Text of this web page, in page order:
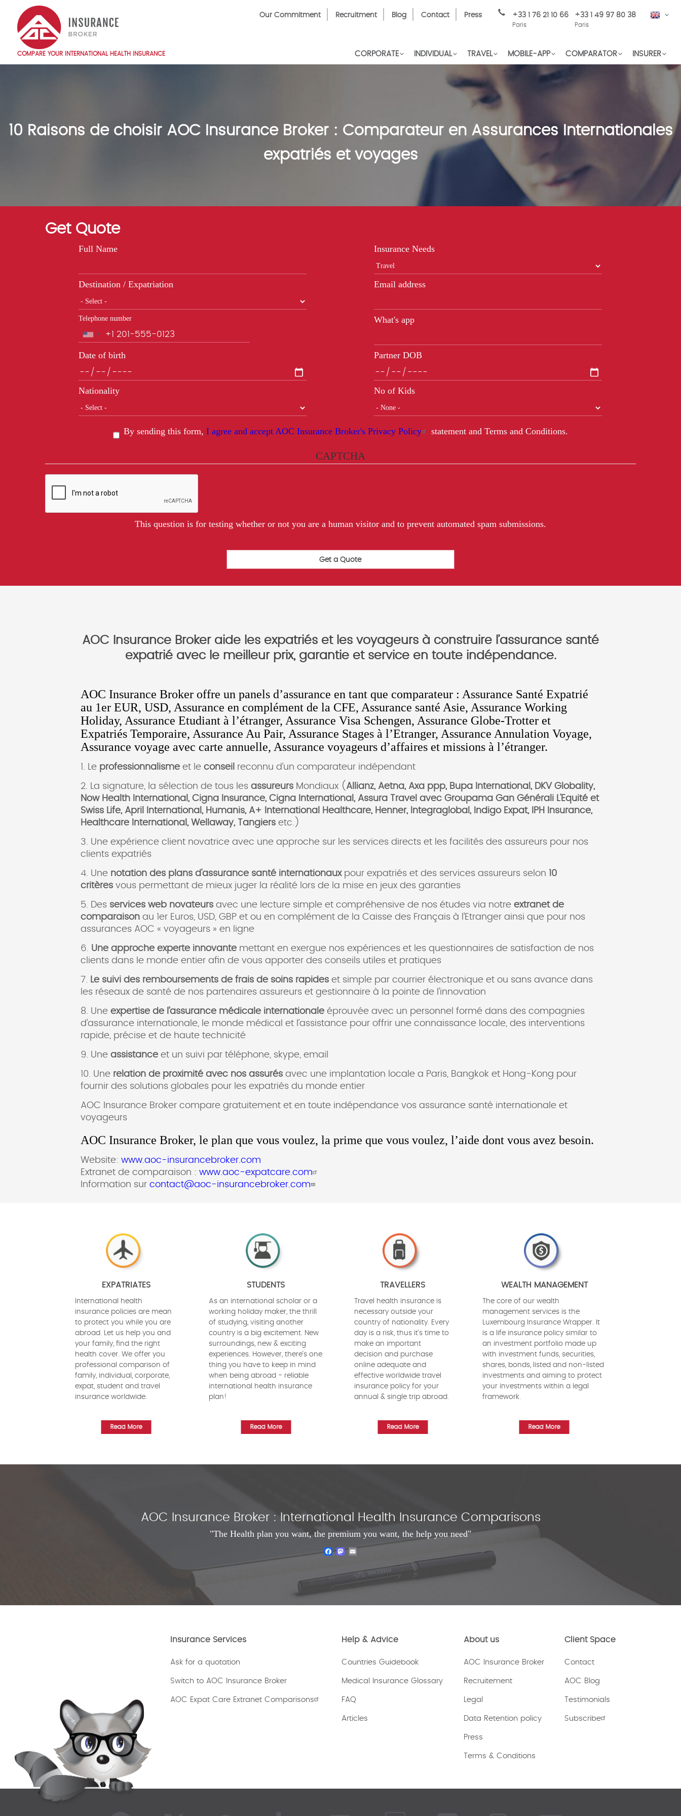
main
content
EN
Top
Our Commitment Recruitment Blog Contact Press +33 1 76 21 10 66
Paris
+33 1 49 97 80 38
Paris
COMPARE YOUR INTERNATIONAL HEALTH INSURANCE
Main
CORPORATE INDIVIDUAL TRAVEL INSURER
COMPARATOR
MOBILE-APP
10 Raisons de choisir AOC Insurance Broker : Comparateur en Assurances Internationales
expatriés et voyages
Get Quote
Full Name Insurance Needs
Destination / Expatriation Email address
Telephone number
Phone
What's app
Date of birth Partner DOB
Nationality No of Kids
By sending this form, I agree and accept AOC Insurance Broker's Privacy Policy statement and Terms and Conditions.
CAPTCHA
This question is for testing whether or not you are a human visitor and to prevent automated spam submissions.
AOC Insurance Broker aide les expatriés et les voyageurs à construire l’assurance santé
expatrié avec le meilleur prix, garantie et service en toute indépendance.
AOC Insurance Broker offre un panels d’assurance en tant que comparateur : Assurance Santé Expatrié
au 1er EUR, USD, Assurance en complément de la CFE, Assurance santé Asie, Assurance Working
Holiday, Assurance Etudiant à l’étranger, Assurance Visa Schengen, Assurance Globe-Trotter et
Expatriés Temporaire, Assurance Au Pair, Assurance Stages à l’Etranger, Assurance Annulation Voyage,
Assurance voyage avec carte annuelle, Assurance voyageurs d’affaires et missions à l’étranger.
1. Le professionnalisme et leconseil reconnu d’un comparateur indépendant
2. La signature, la sélection de tous les assureurs Mondiaux ( Allianz, Aetna, Axa ppp, Bupa International, DKV Globality,
Now Health International, Cigna Insurance, Cigna International, Assura Travel avec Groupama Gan Générali L'Equité et
Swiss Life, April International, Humanis, A+ International Healthcare, Henner, Integraglobal, Indigo Expat, IPH Insurance,
Healthcare International, Wellaway, Tangiersetc.)
3. Une expérience client novatrice avec une approche sur les services directs et les facilités des assureurs pour nos
clients expatriés
4. Une notation des plans d'assurance santé internationaux pour expatriés et des services assureurs selon
10
critèresvous permettant de mieux juger la réalité lors de la mise en jeux des garanties
5. Des services web novateurs avec une lecture simple et compréhensive de nos études via notreextranet de
comparaisonau 1er Euros, USD, GBP et ou en complément de la Caisse des Français à l’Etranger ainsi que pour nos
assurances AOC « voyageurs » en ligne
6. Une approche experte innovante mettant en exergue nos expériences et les questionnaires de satisfaction de nos
clients dans le monde entier afin de vous apporter des conseils utiles et pratiques
7. Le suivi des remboursements de frais de soins rapides et simple par courrier électronique et ou sans avance dans
les réseaux de santé de nos partenaires assureurs et gestionnaire à la pointe de l’innovation
8. Uneexpertise de l’assurance médicale internationale éprouvée avec un personnel formé dans des compagnies
d’assurance internationale, le monde médical et l’assistance pour offrir une connaissance locale, des interventions
rapide, précise et de haute technicité
9. Uneassistanceet un suivi par téléphone, skype, email
10. Une relation de proximité avec nos assurés avec une implantation locale a Paris, Bangkok et Hong-Kong pour
fournir des solutions globales pour les expatriés du monde entier
AOC Insurance Broker compare gratuitement et en toute indépendance vos assurance santé internationale et
voyageurs
AOC Insurance Broker, le plan que vous voulez, la prime que vous voulez, l’aide dont vous avez besoin.
Website: www.aoc-insurancebroker.com
Extranet de comparaison :www.aoc-expatcare.com
Information surcontact@aoc-insurancebroker.com
EXPATRIATES
International health
insurance policies are mean
to protect you while you are
abroad. Let us help you and
your family, find the right
health cover. We offer you
professional comparison of
family, individual, corporate,
expat, student and travel
insurance worldwide.
Read More
STUDENTS
As an international scholar or a
working holiday maker, the thrill
of studying, visiting another
country is a big excitement. New
surroundings, new & exciting
experiences. However, there's one
thing you have to keep in mind
when being abroad - reliable
international health insurance
plan!
Read More
TRAVELLERS
Travel health insurance is
necessary outside your
country of nationality. Every
day is a risk, thus it's time to
make an important
decision and purchase
online adequate and
effective worldwide travel
insurance policy for your
annual & single trip abroad.
Read More
WEALTH MANAGEMENT
The core of our wealth
management services is the
Luxembourg Insurance Wrapper. It
is a life insurance policy similar to
an investment portfolio made up
with investment funds, securities,
shares, bonds, listed and non-listed
investments and aiming to protect
your investments within a legal
framework.
Read More
AOC Insurance Broker : International Health Insurance Comparisons
"The Health plan you want, the premium you want, the help you need"
Facebook
Mastodon
Email
Insurance Services
Ask for a quotation
Switch to AOC Insurance Broker
AOC Expat Care Extranet Comparisons
Help & Advice
Countries Guidebook
Medical Insurance Glossary
FAQ
Articles
About us
AOC Insurance Broker
Recruitement
Legal
Data Retention policy
Press
Terms & Conditions
Client Space
Contact
AOC Blog
Testimonials
Subscribe